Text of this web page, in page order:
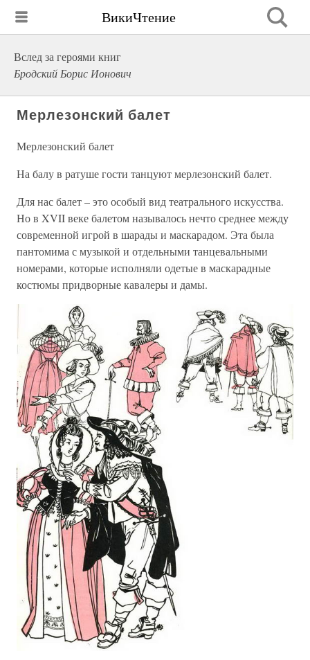
ВикиЧтение
Вслед за героями книг
Бродский Борис Ионович
Мерлезонский балет
Мерлезонский балет
На балу в ратуше гости танцуют мерлезонский балет.
Для нас балет – это особый вид театрального искусства.
Но в XVII веке балетом называлось нечто среднее между
современной игрой в шарады и маскарадом. Эта была
пантомима с музыкой и отдельными танцевальными
номерами, которые исполняли одетые в маскарадные
костюмы придворные кавалеры и дамы.